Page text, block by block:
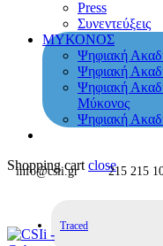
Press
Συνεντεύξεις
ΜΥΚΟΝΟΣ
Ψηφιακή
Ψηφιακή
Ψηφιακή
Μύκονος
Ψηφιακή
Shopping cart close
info@csii.gr 215 215
Traced